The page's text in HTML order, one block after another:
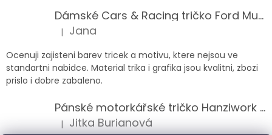
Dámské Cars & Racing tričko Ford Mustang 5. generace
Hodnocení produktu je 5 z 5 hvězdiček.
| Jana
Ocenuji zajisteni barev tricek a motivu, ktere nejsou ve
standartni nabidce. Material trika i grafika jsou kvalitni, zbozi
prislo i dobre zabaleno.
Pánské motorkářské tričko Hanziwork Custom Bobber
Hodnocení produktu je 5 z 5 hvězdiček.
| Jitka Burianová